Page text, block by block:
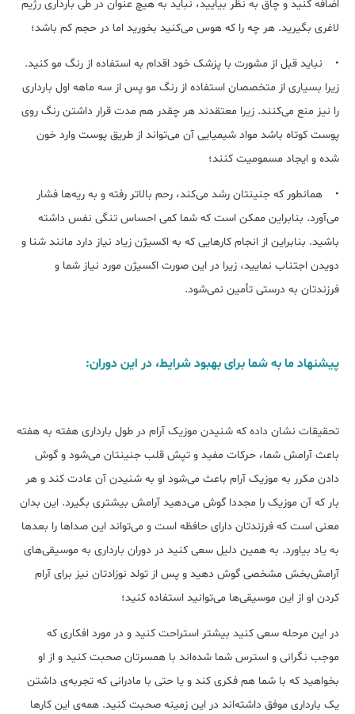
اضافه کنید و چاق به نظر بیایید، نباید به هیچ عنوان در طی بارداری رژیم
لاغری بگیرید. هر چه را که هوس می‌کنید بخورید اما در حجم کم باشد؛
• نباید قبل از مشورت با پزشک خود اقدام به استفاده از رنگ مو کنید.
زیرا بسیاری از متخصصان استفاده از رنگ مو پس از سه‌ ماهه‌ اول بارداری
را نیز منع می‌کنند. زیرا معتقدند هر چقدر هم مدت قرار داشتن رنگ روی
پوست کوتاه باشد مواد شیمیایی آن می‌تواند از طریق پوست وارد خون
شده و ایجاد مسمومیت کنند؛
• همانطور که جنینتان‌ رشد می‌کند، رحم بالاتر رفته و به ریه‌ها فشار
می‌آورد. بنابراین ممکن است که شما کمی احساس تنگی نفس داشته
باشید. بنابراین از انجام کارهایی که به اکسیژن زیاد نیاز دارد مانند شنا و
دویدن اجتناب نمایید، زیرا در این صورت اکسیژن مورد نیاز شما و
فرزندتان به درستی تأمین نمی‌شود.
پیشنهاد ما به شما برای بهبود شرایط، در این دوران:
تحقیقات نشان داده که شنیدن موزیک آرام در طول بارداری هفته به هفته
باعث آرامش شما، حرکات مفید و تپش قلب جنینتان می‌شود و گوش
دادن مکرر به موزیک آرام باعث می‌شود او به شنیدن آن عادت کند و هر
بار که آن موزیک را مجددا گوش می‌دهید آرامش بیشتری بگیرد. این بدان
معنی است که فرزندتان دارای حافظه است و می‌تواند این صداها را بعدها
به یاد بیاورد. به همین دلیل سعی کنید در دوران بارداری به موسیقی‌های
آرامش‌بخش مشخصی گوش دهید و پس از تولد نوزادتان نیز برای آرام
کردن او از این موسیقی‌ها می‌توانید استفاده کنید؛
در این مرحله سعی کنید بیشتر استراحت کنید و در مورد افکاری که
موجب نگرانی و استرس شما شده‌اند با همسرتان صحبت کنید و از او
بخواهید که با شما هم فکری کند و یا حتی با مادرانی که تجربه‌ی داشتن
یک بارداری موفق داشته‌اند در این زمینه صحبت کنید. همه‌ی این کارها